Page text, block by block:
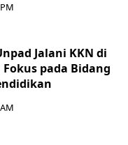
Jalani KKN di
pada Bidang